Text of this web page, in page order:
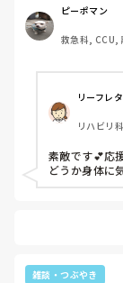
らねえし、隊
を育てようとし
命士として活
に寄り添って
びを感じてい
ります。運転
ピーポマン
救急科, CCU,
リーフレ
リハビリ
素敵です💕応
どうか身体に
雑談・つぶやき